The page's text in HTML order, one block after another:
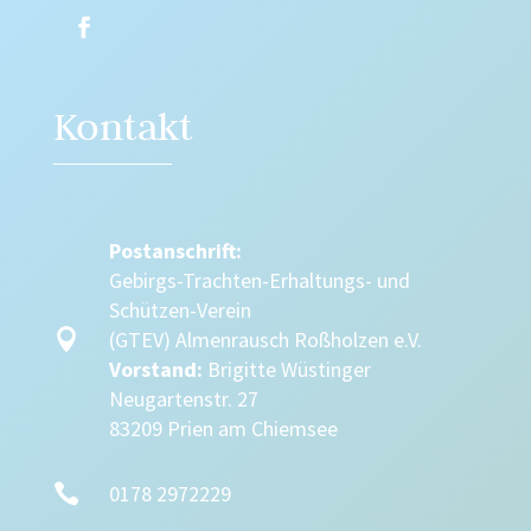
Kontakt

Postanschrift:
Gebirgs-Trachten-Erhaltungs- und
Schützen-Verein
(GTEV) Almenrausch Roßholzen e.V.
Vorstand: Brigitte Wüstinger
Neugartenstr. 27
83209 Prien am Chiemsee
 0178 2972229